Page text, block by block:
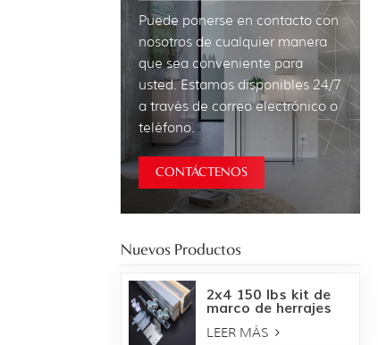
Puede ponerse en contacto con
nosotros de cualquier manera
que sea conveniente para
usted. Estamos disponibles 24/7
a través de correo electrónico o
teléfono.
CONTÁCTENOS
Nuevos Productos
2x4 150 lbs kit de
marco de herrajes
para puertas
empotradas
LEER MÁS